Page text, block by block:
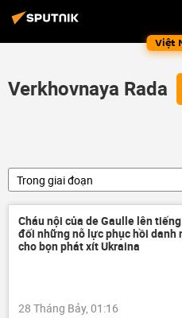
Việt
Verkhovnaya Rada
Trong giai đoạn
Cháu nội của de Gaulle lên
đối những nỗ lực phục hồi danh
cho bọn phát xít Ukraina
28 Tháng Bảy, 01:16